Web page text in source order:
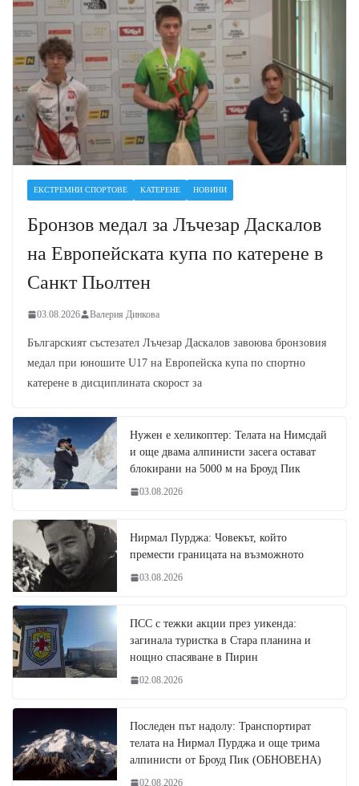
ЕКСТРЕМНИ СПОРТОВЕ КАТЕРЕНЕ НОВИНИ
Бронзов медал за Лъчезар Даскалов
на Европейската купа по катерене в
Санкт Пьолтен
03.08.2026 Валерия Динкова
Българският състезател Лъчезар Даскалов завоюва бронзовия
медал при юношите U17 на Европейска купа по спортно
катерене в дисциплината скорост за
Нужен е хеликоптер: Телата на Нимсдай
и още двама алпинисти засега остават
блокирани на 5000 м на Броуд Пик
03.08.2026
Нирмал Пурджа: Човекът, който
премести границата на възможното
03.08.2026
ПСС с тежки акции през уикенда:
загинала туристка в Стара планина и
нощно спасяване в Пирин
02.08.2026
Последен път надолу: Транспортират
телата на Нирмал Пурджа и още трима
алпинисти от Броуд Пик (ОБНОВЕНА)
02.08.2026